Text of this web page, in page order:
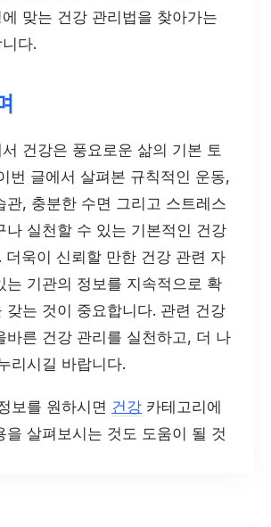
맞는 건강 관리법을 찾아가는
다.
건강은 풍요로운 삶의 기본 토
번 글에서 살펴본 규칙적인 운동,
관, 충분한 수면 그리고 스트레스
나 실천할 수 있는 기본적인 건강
더욱이 신뢰할 만한 건강 관련 자
는 기관의 정보를 지속적으로 확
갖는 것이 중요합니다. 관련 건강
바른 건강 관리를 실천하고, 더 나
리시길 바랍니다.
보를 원하시면 건강 카테고리에
을 살펴보시는 것도 도움이 될 것